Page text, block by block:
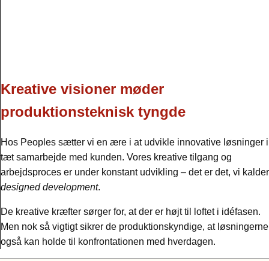
Kreative visioner møder
produktionsteknisk tyngde
Hos Peoples sætter vi en ære i at udvikle innovative løsninger i
tæt samarbejde med kunden. Vores kreative tilgang og
arbejdsproces er under konstant udvikling – det er det, vi kalder
designed development.
De kreative kræfter sørger for, at der er højt til loftet i idéfasen.
Men nok så vigtigt sikrer de produktionskyndige, at løsningerne
også kan holde til konfrontationen med hverdagen.